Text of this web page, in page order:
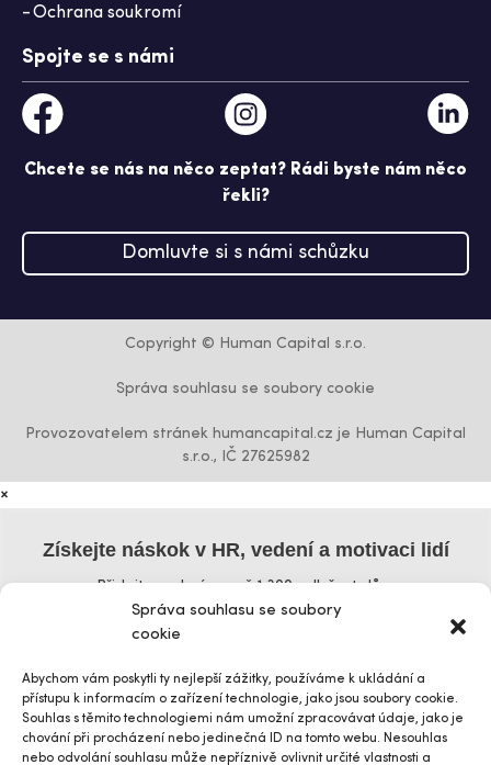
Správa souhlasu se soubory
cookie
Abychom vám poskytli ty nejlepší zážitky, používáme k ukládání a
přístupu k informacím o zařízení technologie, jako jsou soubory cookie.
Souhlas s těmito technologiemi nám umožní zpracovávat údaje, jako je
chování při procházení nebo jedinečná ID na tomto webu. Nesouhlas
nebo odvolání souhlasu může nepříznivě ovlivnit určité vlastnosti a
Ochrana soukromí
Spojte se s námi
Chcete se nás na něco zeptat? Rádi byste nám něco
řekli?
Domluvte si s námi schůzku
Copyright © Human Capital s.r.o.
Správa souhlasu se soubory cookie
Provozovatelem stránek humancapital.cz je Human Capital
s.r.o., IČ 27625982
×
Získejte náskok v HR, vedení a motivaci lidí
Přidejte se k více než 1 300 odběratelům
Příjmení